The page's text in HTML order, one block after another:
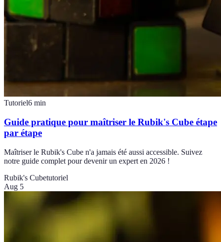
Tutoriel6 min
Guide pratique pour maîtriser le Rubik's Cube étape
par étape
Maîtriser le Rubik's Cube n'a jamais été aussi accessible. Suivez
notre guide complet pour devenir un expert en 2026 !
Rubik's Cubetutoriel
Aug 5